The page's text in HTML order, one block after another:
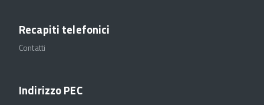
Recapiti telefonici
Contatti
Indirizzo PEC